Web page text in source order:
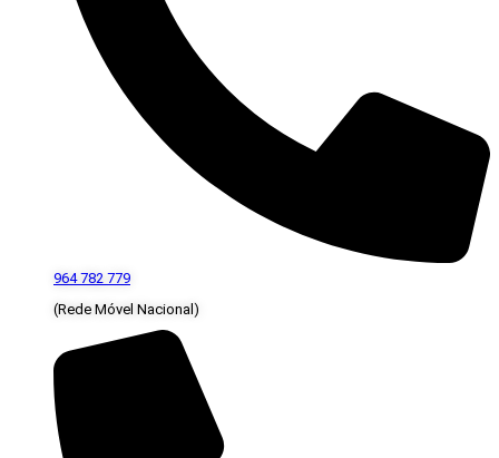
964 782 779
(Rede Móvel Nacional)